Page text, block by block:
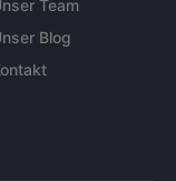
Team
Blog